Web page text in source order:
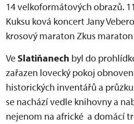
14 velkoformátových obrazů.
Kuksu ková koncert Jany
krosový maraton Zkus maraton
Ve Slatiňanech byl do
zařazen lovecký pokoj
historických inventářů a
se nachází vedle knihovny a
nejenom na africké a domácí